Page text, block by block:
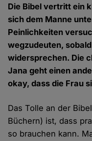
Die Bibel vertritt ein
sich dem Manne
Peinlichkeiten
wegzudeuten,
widersprechen. Die
Jana geht einen
okay, dass die Frau
Das Tolle an der
Büchern) ist, dass
so brauchen kann.